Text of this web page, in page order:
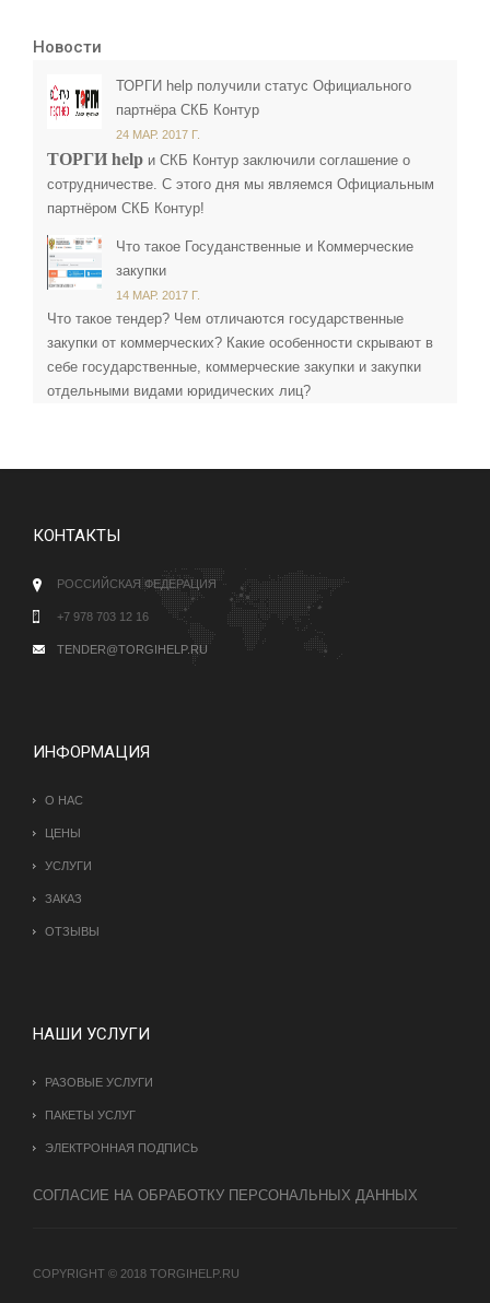
Новости
ТОРГИ help получили статус Официального
партнёра СКБ Контур
24 МАР. 2017 Г.
ТОРГИ help и СКБ Контур заключили соглашение о
сотрудничестве. С этого дня мы являемся Официальным
партнёром СКБ Контур!
Что такое Госуданственные и Коммерческие
закупки
14 МАР. 2017 Г.
Что такое тендер? Чем отличаются государственные
закупки от коммерческих? Какие особенности скрывают в
себе государственные, коммерческие закупки и закупки
отдельными видами юридических лиц?
КОНТАКТЫ
РОССИЙСКАЯ ФЕДЕРАЦИЯ
+7 978 703 12 16
TENDER@TORGIHELP.RU
ИНФОРМАЦИЯ
О НАС
ЦЕНЫ
УСЛУГИ
ЗАКАЗ
ОТЗЫВЫ
НАШИ УСЛУГИ
РАЗОВЫЕ УСЛУГИ
ПАКЕТЫ УСЛУГ
ЭЛЕКТРОННАЯ ПОДПИСЬ
СОГЛАСИЕ НА ОБРАБОТКУ ПЕРСОНАЛЬНЫХ ДАННЫХ
COPYRIGHT © 2018 TORGIHELP.RU